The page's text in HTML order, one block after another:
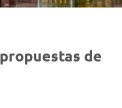
propuestas de